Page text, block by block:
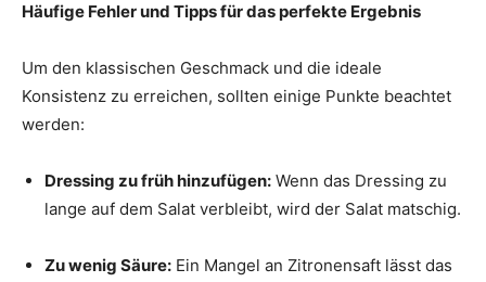
Häufige Fehler und Tipps für das perfekte Ergebnis
Um den klassischen Geschmack und die ideale
Konsistenz zu erreichen, sollten einige Punkte beachtet
werden:
Dressing zu früh hinzufügen: Wenn das Dressing zu
lange auf dem Salat verbleibt, wird der Salat matschig.
Zu wenig Säure: Ein Mangel an Zitronensaft lässt das